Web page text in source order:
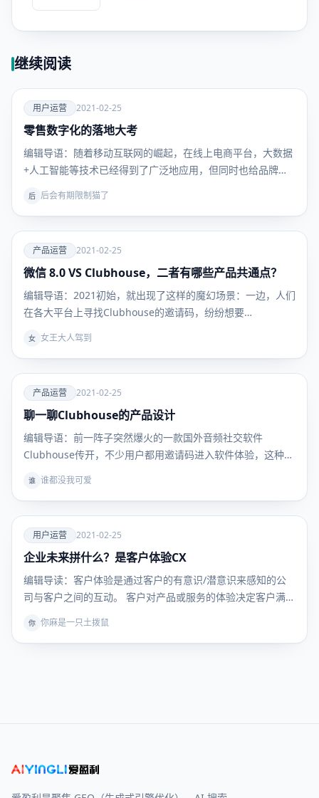
继续阅读
爱
用户运
营
用户运营 2021-02-25
零售数字化的落地大考
编辑导语：随着移动互联网的崛起，在线上电商平台，大数据
+人工智能等技术已经得到了广泛地应用，但同时也给品牌商
后 后会有期限制猫了
爱
产品运
营
产品运营 2021-02-25
微信 8.0 VS Clubhouse，二者有哪些产品共通点？
编辑导语：2021初始，就出现了这样的魔幻场景：一边，人们
在各大平台上寻找Clubhouse的邀请码，纷纷想要…
女 女王大人驾到
爱
产品运
产品运营 2021-02-25
聊一聊Clubhouse的产品设计
编辑导语：前一阵子突然爆火的一款国外音频社交软件
Clubhouse传开，不少用户都用邀请码进入软件体验，这种
谁 谁都没我可爱
爱
用户运
用户运营 2021-02-25
企业未来拼什么？是客户体验CX
编辑导读：客户体验是通过客户的有意识/潜意识来感知的公
司与客户之间的互动。 客户对产品或服务的体验决定客户满
你 你麻是一只土拨鼠